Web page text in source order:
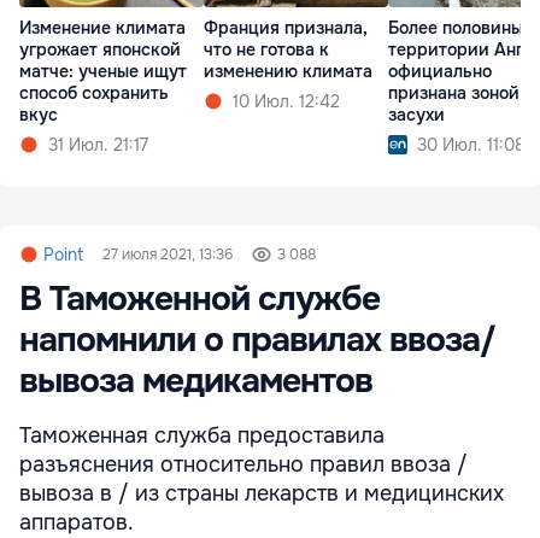
Изменение климата
угрожает японской
матче: ученые ищут
способ сохранить
вкус
31 Июл. 21:17
Франция признала,
что не готова к
изменению климата
10 Июл. 12:42
Более половины
территории
официально
признана зоной
засухи
30 Июл. 11:08
Point 27 июля 2021, 13:36 3 088
В Таможенной службе
напомнили о правилах ввоза/
вывоза медикаментов
Таможенная служба предоставила
разъяснения относительно правил ввоза /
вывоза в / из страны лекарств и медицинских
аппаратов.